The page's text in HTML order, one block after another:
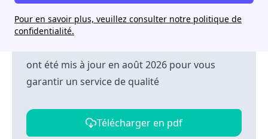
Pour en savoir plus, veuillez consulter notre politique de
confidentialité.
Modèle gratuit d'état des lieux
ont été mis à jour en août 2026 pour vous
garantir un service de qualité
Télécharger en pdf